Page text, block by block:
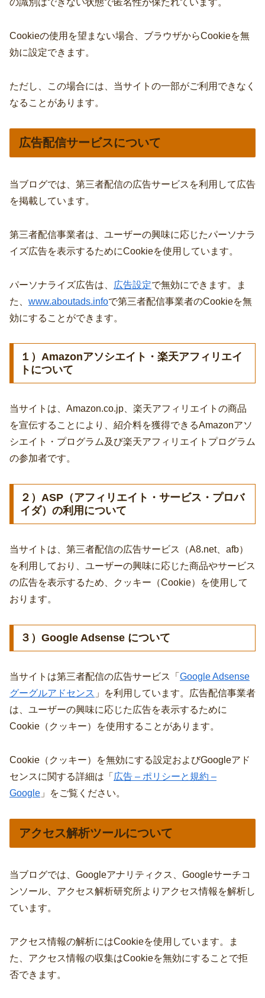
の識別はできない状態で匿名性が保たれています。
Cookieの使用を望まない場合、ブラウザからCookieを無
効に設定できます。
ただし、この場合には、当サイトの一部がご利用できなく
なることがあります。
広告配信サービスについて
当ブログでは、第三者配信の広告サービスを利用して広告
を掲載しています。
第三者配信事業者は、ユーザーの興味に応じたパーソナラ
イズ広告を表示するためにCookieを使用しています。
パーソナライズ広告は、 広告設定で無効にできます。ま
た、 www.aboutads.infoで第三者配信事業者のCookieを無
効にすることができます。
１）Amazonアソシエイト・楽天アフィリエイ
トについて
当サイトは、Amazon.co.jp、楽天アフィリエイトの商品
を宣伝することにより、紹介料を獲得できるAmazonアソ
シエイト・プログラム及び楽天アフィリエイトプログラム
の参加者です。
２）ASP（アフィリエイト・サービス・プロバ
イダ）の利用について
当サイトは、第三者配信の広告サービス（A8.net、afb）
を利用しており、ユーザーの興味に応じた商品やサービス
の広告を表示するため、クッキー（Cookie）を使用して
おります。
３）Google Adsense について
当サイトは第三者配信の広告サービス「 Google Adsense
グーグルアドセンス 」を利用しています。広告配信事業者
は、ユーザーの興味に応じた広告を表示するために
Cookie（クッキー）を使用することがあります。
Cookie（クッキー）を無効にする設定およびGoogleアド
センスに関する詳細は「 広告 – ポリシーと規約 –
Google 」をご覧ください。
アクセス解析ツールについて
当ブログでは、Googleアナリティクス、Googleサーチコ
ンソール、アクセス解析研究所よりアクセス情報を解析し
ています。
アクセス情報の解析にはCookieを使用しています。ま
た、アクセス情報の収集はCookieを無効にすることで拒
否できます。